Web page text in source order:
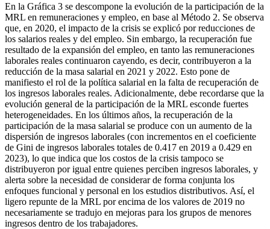
En la Gráfica 3 se descompone la evolución de la participación de la
MRL en remuneraciones y empleo, en base al Método 2. Se observa
que, en 2020, el impacto de la crisis se explicó por reducciones de
los salarios reales y del empleo. Sin embargo, la recuperación fue
resultado de la expansión del empleo, en tanto las remuneraciones
laborales reales continuaron cayendo, es decir, contribuyeron a la
reducción de la masa salarial en 2021 y 2022. Esto pone de
manifiesto el rol de la política salarial en la falta de recuperación de
los ingresos laborales reales. Adicionalmente, debe recordarse que la
evolución general de la participación de la MRL esconde fuertes
heterogeneidades. En los últimos años, la recuperación de la
participación de la masa salarial se produce con un aumento de la
dispersión de ingresos laborales (con incrementos en el coeficiente
de Gini de ingresos laborales totales de 0.417 en 2019 a 0.429 en
2023), lo que indica que los costos de la crisis tampoco se
distribuyeron por igual entre quienes perciben ingresos laborales, y
alerta sobre la necesidad de considerar de forma conjunta los
enfoques funcional y personal en los estudios distributivos. Así, el
ligero repunte de la MRL por encima de los valores de 2019 no
necesariamente se tradujo en mejoras para los grupos de menores
ingresos dentro de los trabajadores.